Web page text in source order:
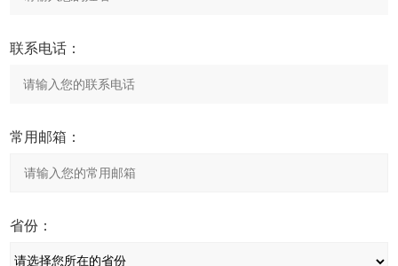
联系电话：
常用邮箱：
省份：